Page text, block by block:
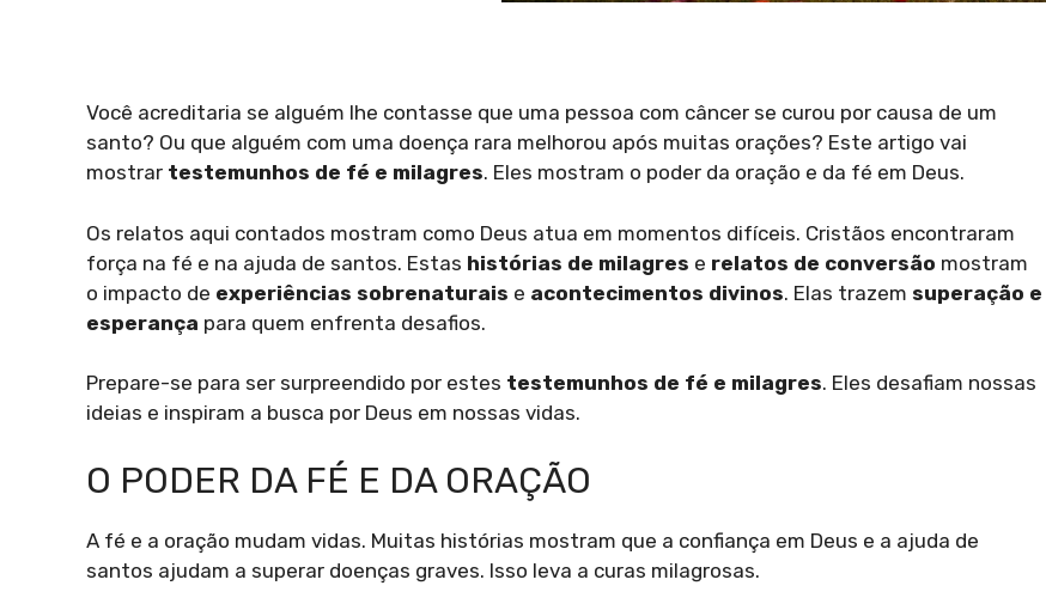
Você acreditaria se alguém lhe contasse que uma pessoa com câncer se curou por causa de um
santo? Ou que alguém com uma doença rara melhorou após muitas orações? Este artigo vai
mostrar testemunhos de fé e milagres. Eles mostram o poder da oração e da fé em Deus.
Os relatos aqui contados mostram como Deus atua em momentos difíceis. Cristãos encontraram
força na fé e na ajuda de santos. Estas histórias de milagres e relatos de conversão mostram
o impacto de experiências sobrenaturais e acontecimentos divinos. Elas trazem superação e
esperança para quem enfrenta desafios.
Prepare-se para ser surpreendido por estes testemunhos de fé e milagres. Eles desafiam nossas
ideias e inspiram a busca por Deus em nossas vidas.
O PODER DA FÉ E DA ORAÇÃO
A fé e a oração mudam vidas. Muitas histórias mostram que a confiança em Deus e a ajuda de
santos ajudam a superar doenças graves. Isso leva a curas milagrosas.